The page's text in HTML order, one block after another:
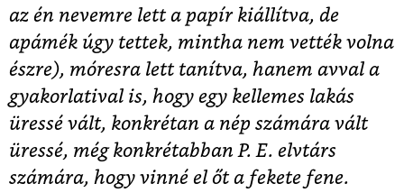
az én nevemre lett a papír kiállítva, de
apámék úgy tettek, mintha nem vették volna
észre), móresra lett tanítva, hanem avval a
gyakorlatival is, hogy egy kellemes lakás
üressé vált, konkrétan a nép számára vált
üressé, még konkrétabban P. E. elvtárs
számára, hogy vinné el őt a fekete fene.